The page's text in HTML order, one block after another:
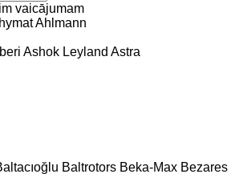
vaicājumam
Ahlmann
Ashok Leyland Astra
Baltrotors Beka-Max Bezares